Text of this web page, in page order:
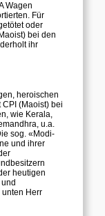
Wagen
Für
oder
bei den
ihr
heroischen
(Maoist) bei
wie Kerala,
u.a.
sog. «Modi-
und ihrer
heutigen
unten Herr